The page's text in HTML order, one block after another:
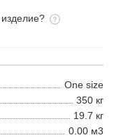
One size
350 кг
19.7 кг
0.00 м3